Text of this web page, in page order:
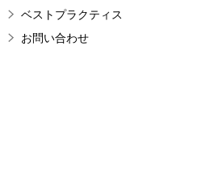
ベストプラクティス
お問い合わせ